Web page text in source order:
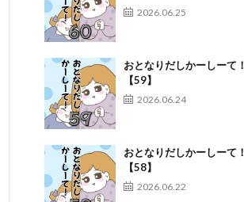
2026.06.25
おとなりだしかーしーて！
【59】
2026.06.24
おとなりだしかーしーて！
【58】
2026.06.22